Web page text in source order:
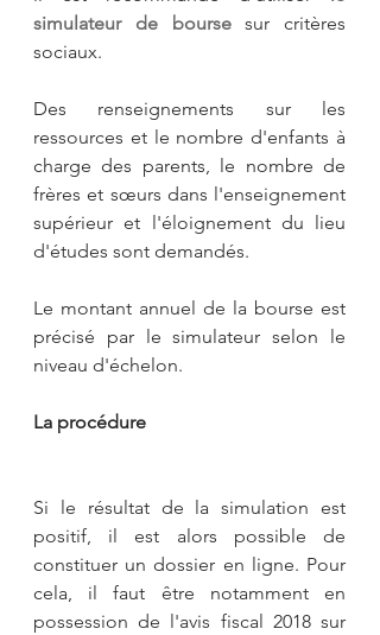
simulateur de bourse sur critères
sociaux.
Des renseignements sur les
ressources et le nombre d'enfants à
charge des parents, le nombre de
frères et sœurs dans l'enseignement
supérieur et l'éloignement du lieu
d'études sont demandés.
Le montant annuel de la bourse est
précisé par le simulateur selon le
niveau d'échelon.
La procédure
Si le résultat de la simulation est
positif, il est alors possible de
constituer un dossier en ligne. Pour
cela, il faut être notamment en
possession de l'avis fiscal 2018 sur